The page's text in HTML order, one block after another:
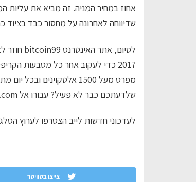
שדיווחה לאחרונה על מחסור כבד בציוד
2017 כדי לעקוב אחר כל מטבעות
מפרט מעל 1500
שלדעתכם כבר לא פעיל? עבורו אל deadcoins.com ופרסמו זאת.
לעדכוני חדשות לייב הצטרפו לערוץ
צייצו בטוויטר